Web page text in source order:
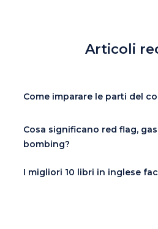
Articoli
Come imparare le parti del
Cosa significano red flag,
bombing?
I migliori 10 libri in inglese